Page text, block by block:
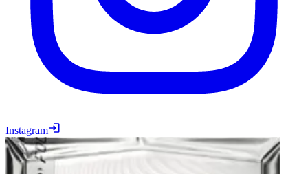
Instagram